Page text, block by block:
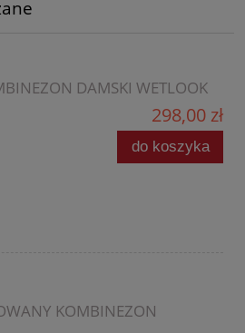
DAMSKI WETLOOK
298,00 zł
do koszyka
KOMBINEZON